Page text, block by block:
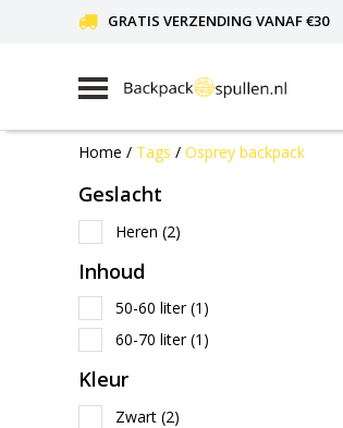
GRATIS VERZENDING VANAF €30
Home / Tags / Osprey backpack
Geslacht
Heren (2)
Inhoud
50-60 liter(1)
60-70 liter(1)
Kleur
Zwart (2)